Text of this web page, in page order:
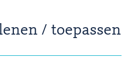
/ toepassen